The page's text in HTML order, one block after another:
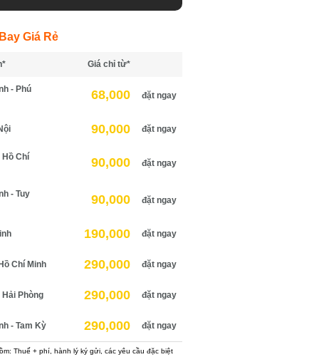
Giá Rẻ
Giá chỉ từ*
- Phú
68,000 đặt ngay
90,000 đặt ngay
Chí
90,000 đặt ngay
- Tuy
90,000 đặt ngay
190,000 đặt ngay
Chí Minh 290,000 đặt ngay
Phòng 290,000 đặt ngay
- Tam Kỳ 290,000 đặt ngay
Thuế + phí, hành lý ký gửi, các yêu cầu đặc biệt